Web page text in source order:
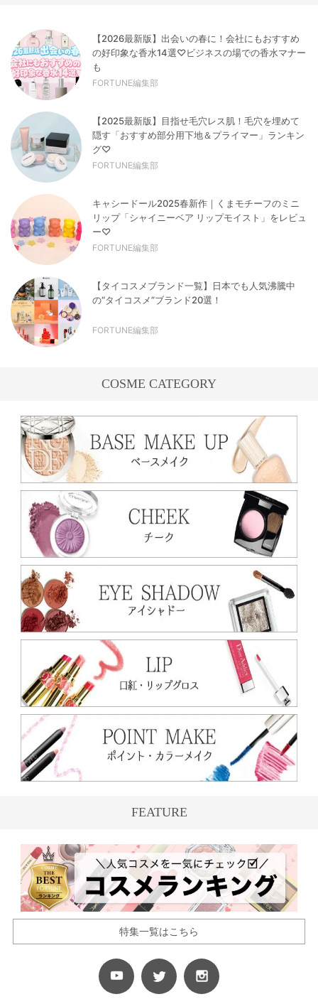
【2026最新版】出会いの春に！会社にもおすすめ
の好印象な香水14選♡ビジネスの場での香水マナー
も
FORTUNE編集部
【2025最新版】目指せ毛穴レス肌！毛穴を埋めて
隠す「おすすめ部分用下地＆プライマー」ランキン
グ♡
FORTUNE編集部
キャシードール2025春新作｜くまモチーフのミニ
リップ「シャイニーベア リップモイスト」をレビュ
ー♡
FORTUNE編集部
【タイコスメブランド一覧】日本でも人気沸騰中
の“タイコスメ”ブランド20選！
FORTUNE編集部
COSME CATEGORY
FEATURE
特集一覧はこちら